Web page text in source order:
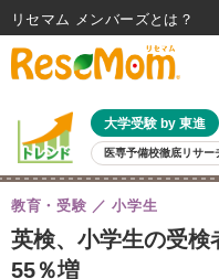
大学受験 by 東進
医専予備校徹底リサー
親子で考える大学選び 高校受験
共通テスト 夏休み
8月開催イベント・WS 全国公立
自由研究教材（小学生向け）
英検、小学生の受
55％増
教育・受験 小学生
リセマム メンバーズ